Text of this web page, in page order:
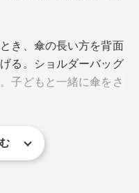
、どちらを太陽方向に
射実験では、人の頭頂
が、傘なしで約50℃だ
ると、ホワイトで約
19℃の差が出る結果
き、傘の長い方を背面
る。ショルダーバッグ
子どもと一緒に傘をさ